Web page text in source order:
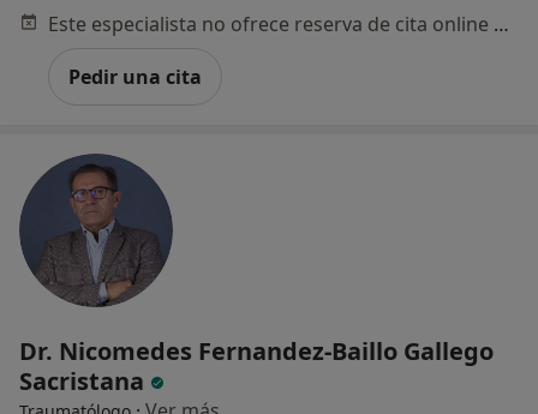
Este especialista no ofrece reserva de cita online en esta dirección.
Pedir una cita
Dr. Nicomedes Fernandez-Baillo Gallego
Sacristana